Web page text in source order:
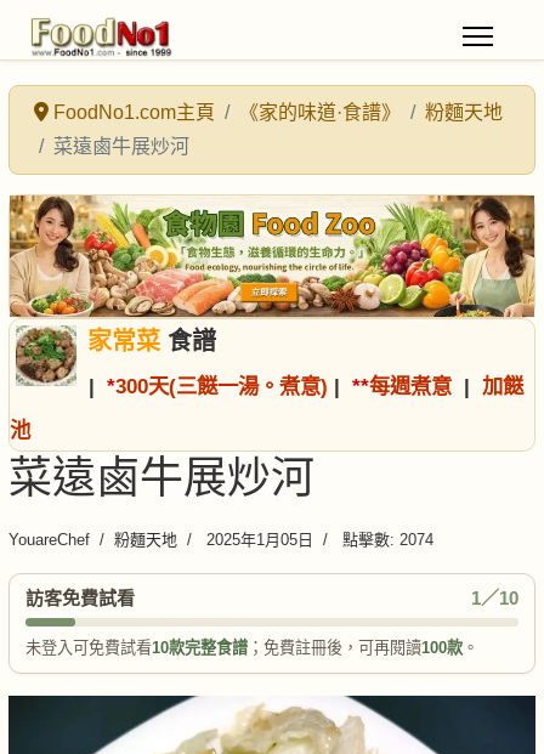
FoodNo1.com主頁 《家的味道·食譜》
粉麵天地
菜遠鹵牛展炒河
家常菜食譜
| *300天(三餸一湯。煮意) | **每週煮意 | 加餸
池
菜遠鹵牛展炒河
YouareChef 粉麵天地 2025年1月05日 點擊數: 2074
訪客免費試看 1／10
未登入可免費試看10款完整食譜 ；免費註冊後，可再閱讀100款 。